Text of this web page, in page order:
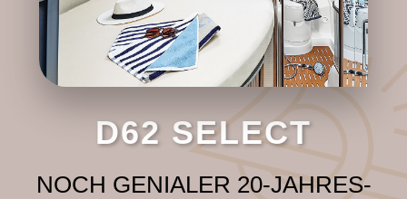
D62 SELECT
NOCH GENIALER 20-JAHRES-